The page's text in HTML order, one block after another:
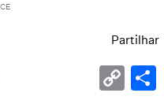
Partilhar